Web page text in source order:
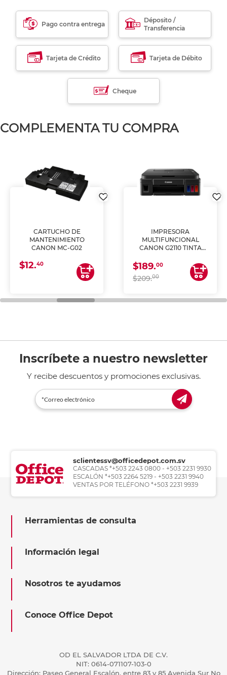
Pago contra entrega
Déposito /
Transferencia
Tarjeta de Crédito Tarjeta de Débito
Cheque
COMPLEMENTA TU COMPRA
CARTUCHO DE
MANTENIMIENTO
CANON MC-G02
$12.40
IMPRESORA
MULTIFUNCIONAL
CANON G2110 TINTA
$189.00
$209.00
Inscríbete a nuestro newsletter
Y recibe descuentos y promociones exclusivas.
sclientessv@officedepot.com.sv
CASCADAS *+503 2243 0800 - +503 2231 9930
ESCALÓN *+503 2264 5219 - +503 2231 9940
VENTAS POR TELÉFONO *+503 2231 9939
Herramientas de consulta
Información legal
Nosotros te ayudamos
Conoce Office Depot
OD EL SALVADOR LTDA DE C.V.
NIT: 0614-071107-103-0
Dirección: Paseo General Escalón, entre 83 y 85 Avenida Sur No